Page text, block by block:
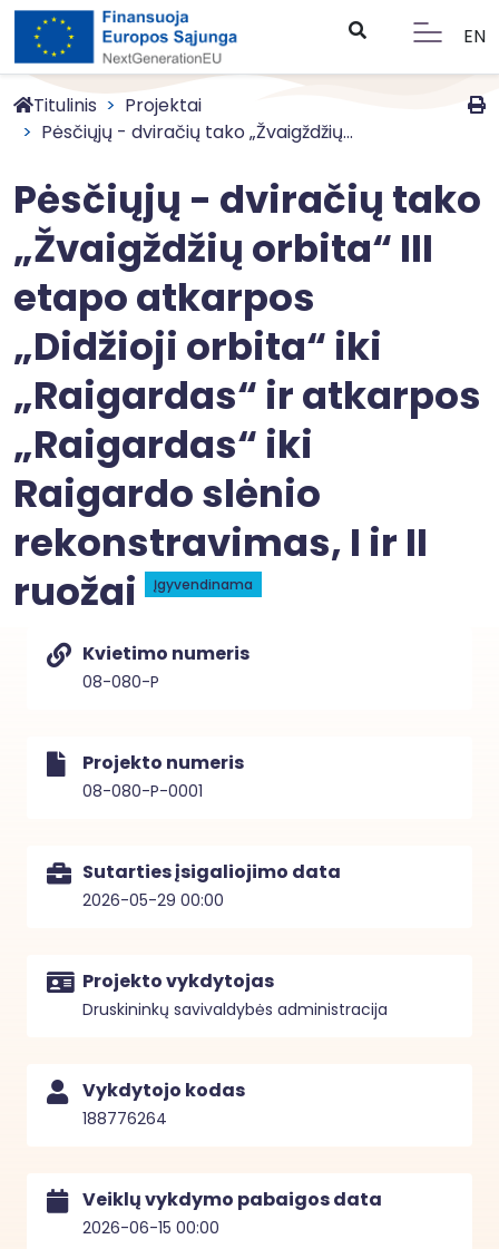
EN
Titulinis
Projektai
Pėsčiųjų - dviračių tako „Žvaigždžių...
Pėsčiųjų - dviračių tako
„Žvaigždžių orbita“ III
etapo atkarpos
„Didžioji orbita“ iki
„Raigardas“ ir atkarpos
„Raigardas“ iki
Raigardo slėnio
rekonstravimas, I ir II
ruožai
Įgyvendinama
Kvietimo numeris
08-080-P
Projekto numeris
08-080-P-0001
Sutarties įsigaliojimo data
2026-05-29 00:00
Projekto vykdytojas
Druskininkų savivaldybės administracija
Vykdytojo kodas
188776264
Veiklų vykdymo pabaigos data
2026-06-15 00:00